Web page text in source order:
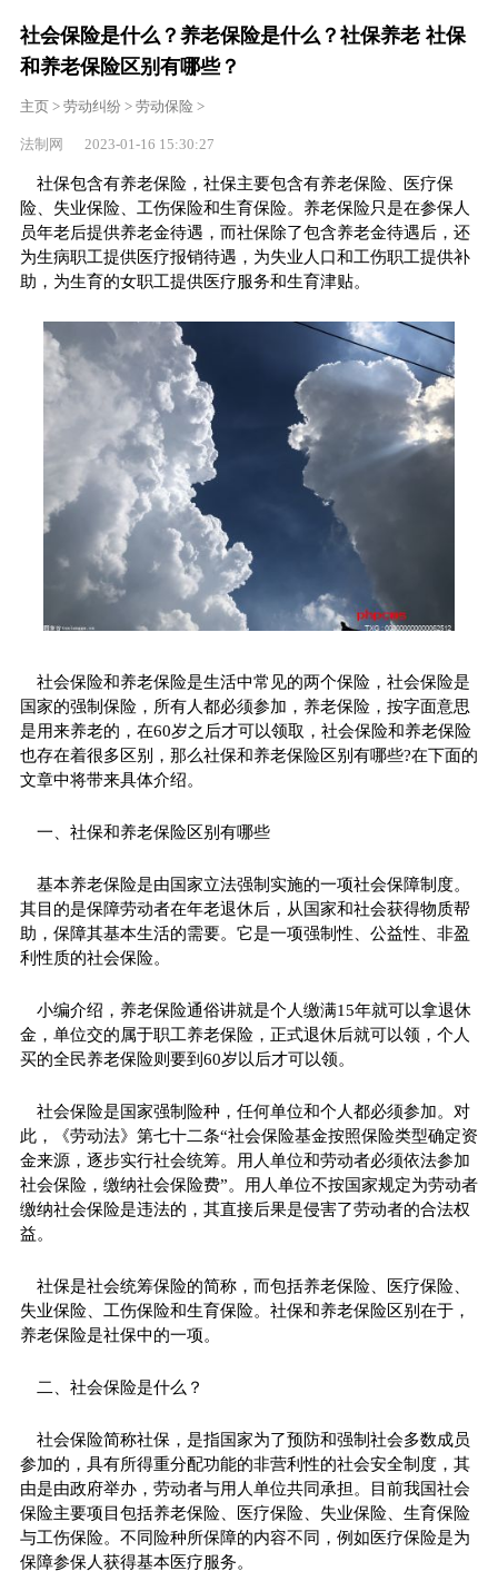
社会保险是什么？养老保险是什么？社保养老 社保
和养老保险区别有哪些？
主页> 劳动纠纷 > 劳动保险 >
法制网 2023-01-16 15:30:27
社保包含有养老保险，社保主要包含有养老保险、医疗保
险、失业保险、工伤保险和生育保险。养老保险只是在参保人
员年老后提供养老金待遇，而社保除了包含养老金待遇后，还
为生病职工提供医疗报销待遇，为失业人口和工伤职工提供补
助，为生育的女职工提供医疗服务和生育津贴。
社会保险和养老保险是生活中常见的两个保险，社会保险是
国家的强制保险，所有人都必须参加，养老保险，按字面意思
是用来养老的，在60岁之后才可以领取，社会保险和养老保险
也存在着很多区别，那么社保和养老保险区别有哪些?在下面的
文章中将带来具体介绍。
一、社保和养老保险区别有哪些
基本养老保险是由国家立法强制实施的一项社会保障制度。
其目的是保障劳动者在年老退休后，从国家和社会获得物质帮
助，保障其基本生活的需要。它是一项强制性、公益性、非盈
利性质的社会保险。
小编介绍，养老保险通俗讲就是个人缴满15年就可以拿退休
金，单位交的属于职工养老保险，正式退休后就可以领，个人
买的全民养老保险则要到60岁以后才可以领。
社会保险是国家强制险种，任何单位和个人都必须参加。对
此，《劳动法》第七十二条“社会保险基金按照保险类型确定资
金来源，逐步实行社会统筹。用人单位和劳动者必须依法参加
社会保险，缴纳社会保险费”。用人单位不按国家规定为劳动者
缴纳社会保险是违法的，其直接后果是侵害了劳动者的合法权
益。
社保是社会统筹保险的简称，而包括养老保险、医疗保险、
失业保险、工伤保险和生育保险。社保和养老保险区别在于，
养老保险是社保中的一项。
二、社会保险是什么？
社会保险简称社保，是指国家为了预防和强制社会多数成员
参加的，具有所得重分配功能的非营利性的社会安全制度，其
由是由政府举办，劳动者与用人单位共同承担。目前我国社会
保险主要项目包括养老保险、医疗保险、失业保险、生育保险
与工伤保险。不同险种所保障的内容不同，例如医疗保险是为
保障参保人获得基本医疗服务。